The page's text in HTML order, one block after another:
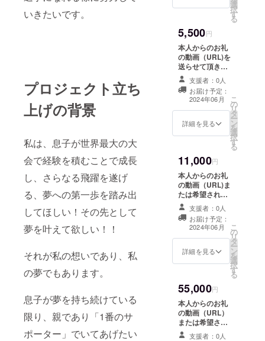
いきたいです。
プロジェクト立ち
上げの背景
私は、息子が世界最大の大
会で経験を積むことで成長
し、さらなる飛躍を遂げ
る、夢への第一歩を踏み出
してほしい！その先として
夢を叶えて欲しい！！
それが私の想いであり、私
の夢でもあります。
息子が夢を持ち続けている
限り、親であり「1番のサ
ポーター」でいてあげたい
にて挑戦し
ている事は3
人ともに
とって大き
な力になり
ます！
弟の成長を
けていただ
けましたら
幸いです。
選
択
す
る
5,500円
本人からのお礼
の動画（URL)を
送らせて頂きま
す
支援者：0人
お届け予定：
2024年06月
詳細を見る
こ
の
リ
タ
ー
ン
を
選
択
す
る
11,000円
本人からのお礼
の動画（URL)ま
たは希望される
方へ電話にて直
接お礼（10分ほ
ど）させて頂き
ます ・有効期
限：2024年9月
末まで とさせ
支援者：0人
お届け予定：
2024年06月
詳細を見る
こ
の
リ
タ
ー
ン
を
選
択
す
る
55,000円
本人からのお礼
の動画（URL）
または希望され
る方へはZOOM
支援者：0人